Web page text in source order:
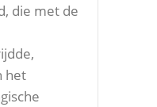
die met de
het